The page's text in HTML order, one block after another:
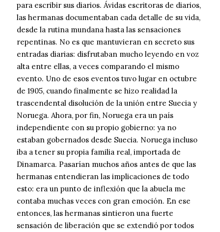
para escribir sus diarios. Ávidas escritoras de diarios,
las hermanas documentaban cada detalle de su vida,
desde la rutina mundana hasta las sensaciones
repentinas. No es que mantuvieran en secreto sus
entradas diarias: disfrutaban mucho leyendo en voz
alta entre ellas, a veces comparando el mismo
evento. Uno de esos eventos tuvo lugar en octubre
de 1905, cuando finalmente se hizo realidad la
trascendental disolución de la unión entre Suecia y
Noruega. Ahora, por fin, Noruega era un país
independiente con su propio gobierno: ya no
estaban gobernados desde Suecia. Noruega incluso
iba a tener su propia familia real, importada de
Dinamarca. Pasarían muchos años antes de que las
hermanas entendieran las implicaciones de todo
esto: era un punto de inflexión que la abuela me
contaba muchas veces con gran emoción. En ese
entonces, las hermanas sintieron una fuerte
sensación de liberación que se extendió por todos